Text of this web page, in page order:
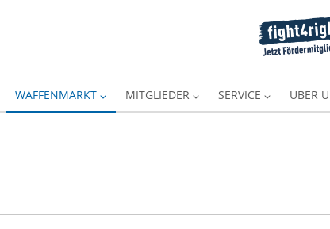
WAFFENMARKT MITGLIEDER SERVICE ÜBER